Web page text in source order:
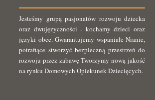
Jesteśmy grupą pasjonatów rozwoju dziecka
oraz dwujęzyczności - kochamy dzieci oraz
języki obce. Gwarantujemy wspaniałe Nianie,
potrafiące stworzyć bezpieczną przestrzeń do
rozwoju przez zabawę Tworzymy nową jakość
na rynku Domowych Opiekunek Dziecięcych.